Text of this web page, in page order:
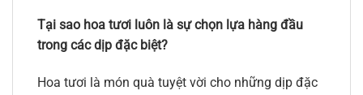
Tại sao hoa tươi luôn là sự chọn lựa hàng đầu
trong các dịp đặc biệt?
Hoa tươi là món quà tuyệt vời cho những dịp đặc